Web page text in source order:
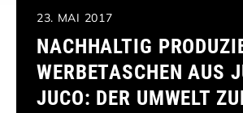
23. MAI 2017
NACHHALTIG
WERBETASCHEN AUS
JUCO: DER UMWELT